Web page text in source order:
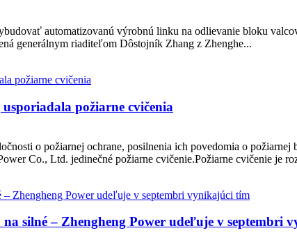
automatizovanú výrobnú linku na odlievanie bloku
generálnym riaditeľom Dôstojník Zhang z Zhenghe...
požiarne cvičenia
o požiarnej ochrane, posilnenia ich povedomia o
Co., Ltd. jedinečné požiarne cvičenie.Požiarne cvičenie je
na silné – Zhengheng Power udeľuje v septembri